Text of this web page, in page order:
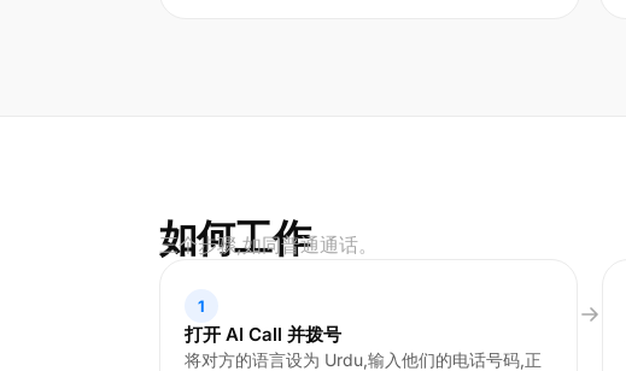
如何工作
三个步骤,如同普通通话。
1
打开 AI Call 并拨号
将对方的语言设为 Urdu,输入他们的电话号码,正